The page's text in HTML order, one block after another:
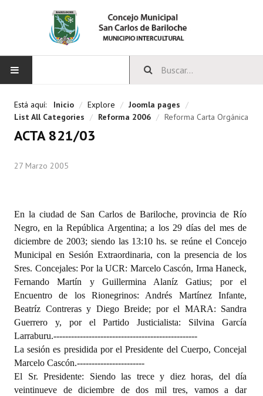
Comisiones Especiales
Concejales Mandato Cumplido
Programas
LEGISLACIÓN
Constitución Nacional
Constitución Provincial
Carta Orgánica 2007
Está aquí: Inicio / Explore / Joomla pages /
List All Categories / Reforma 2006 / Reforma Carta Orgánica
ACTA 821/03
27 Marzo 2005
En la ciudad de San Carlos de Bariloche, provincia de Río
Negro, en la República Argentina; a los 29 días del mes de
diciembre de 2003; siendo las 13:10 hs. se reúne el Concejo
Municipal en Sesión Extraordinaria, con la presencia de los
Sres. Concejales: Por la UCR: Marcelo Cascón, Irma Haneck,
Fernando Martín y Guillermina Alaníz Gatius; por el
Encuentro de los Rionegrinos: Andrés Martínez Infante,
Beatríz Contreras y Diego Breide; por el MARA: Sandra
Guerrero y, por el Partido Justicialista: Silvina García
Larraburu.-------------------------------------------------
La sesión es presidida por el Presidente del Cuerpo, Concejal
Marcelo Cascón.-----------------------
El Sr. Presidente: Siendo las trece y diez horas, del día
veintinueve de diciembre de dos mil tres, vamos a dar